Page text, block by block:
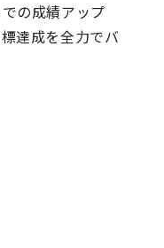
の成績アップ
達成を全力でバ